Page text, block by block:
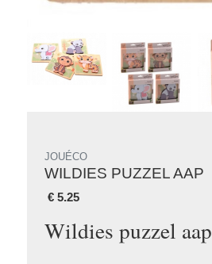
JOUÉCO
WILDIES PUZZEL AAP
€5.25
Wildies puzzel aap